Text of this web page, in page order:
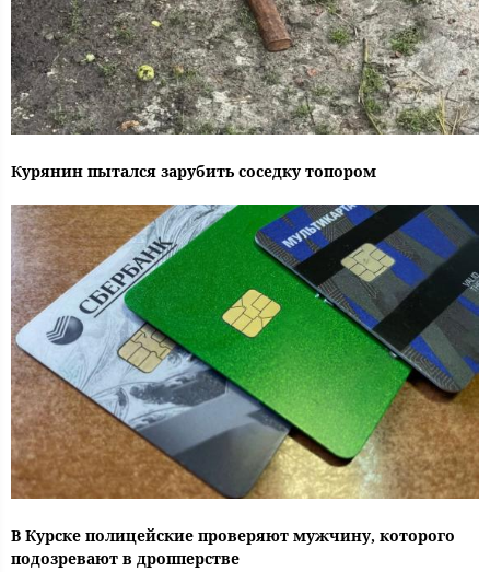
Курянин пытался зарубить соседку топором
В Курске полицейские проверяют мужчину, которого
подозревают в дропперстве